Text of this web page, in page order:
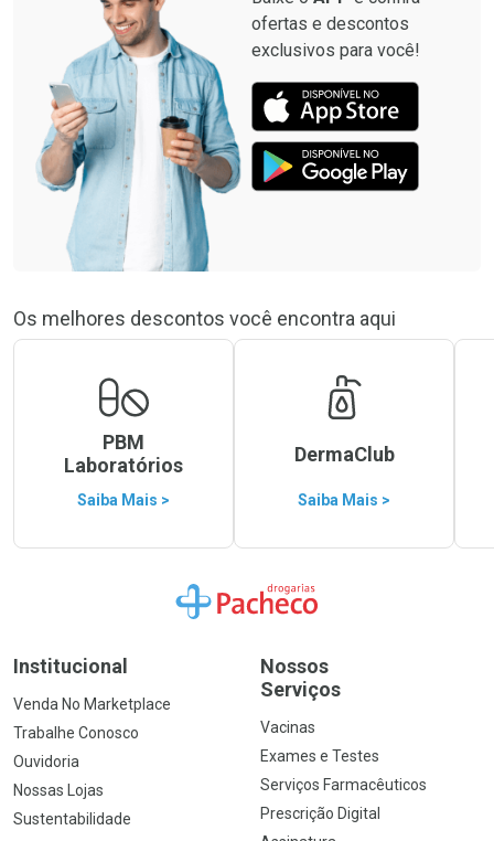
ofertas e descontos
exclusivos para você!
Os melhores descontos você encontra aqui
PBM
Laboratórios
Saiba Mais >
DermaClub
Saiba Mais >
Ir para a Home
Institucional
Venda No Marketplace
Trabalhe Conosco
Ouvidoria
Nossas Lojas
Sustentabilidade
Nossos
Serviços
Vacinas
Exames e Testes
Serviços Farmacêuticos
Prescrição Digital